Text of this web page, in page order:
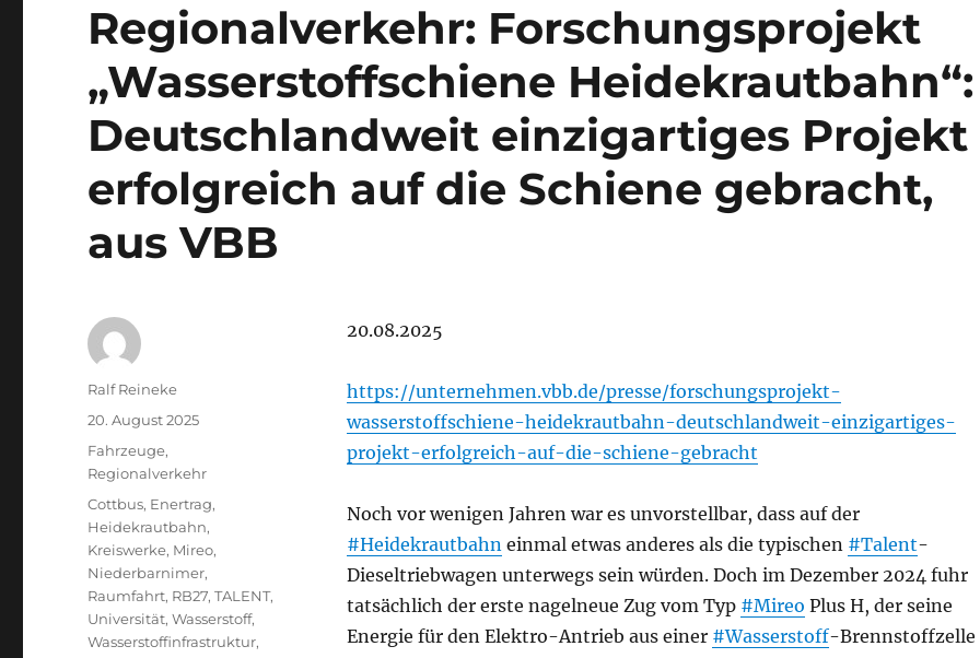
Regionalverkehr: Forschungsprojekt
„Wasserstoffschiene Heidekrautbahn“:
Deutschlandweit einzigartiges Projekt
erfolgreich auf die Schiene gebracht,
aus VBB
20.08.2025
https://unternehmen.vbb.de/presse/forschungsprojekt-
wasserstoffschiene-heidekrautbahn-deutschlandweit-einzigartiges-
projekt-erfolgreich-auf-die-schiene-gebracht
Noch vor wenigen Jahren war es unvorstellbar, dass auf der
#Heidekrautbahneinmal etwas anderes als die typischen #Talent-
Dieseltriebwagen unterwegs sein würden. Doch im Dezember 2024 fuhr
tatsächlich der erste nagelneue Zug vom Typ #Mireo Plus H, der seine
Energie für den Elektro-Antrieb aus einer #Wasserstoff-Brennstoffzelle
Autor
Ralf Reineke
Veröffentlicht
am
20. August 2025
Kategorien
Fahrzeuge,
Regionalverkehr
Schlagwörter
Cottbus, Enertrag,
Heidekrautbahn,
Kreiswerke, Mireo,
Niederbarnimer,
Raumfahrt, RB27,TALENT,
Universität,Wasserstoff,
Wasserstoffinfrastruktur,